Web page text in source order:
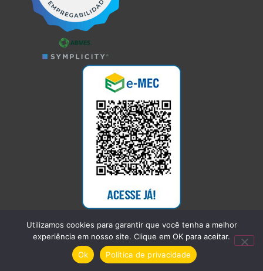
UMFG @ 2026.DESIGN YOUNG STUDIO
Utilizamos cookies para garantir que você tenha a melhor
experiência em nosso site. Clique em OK para aceitar.
Ok
Política de privacidade